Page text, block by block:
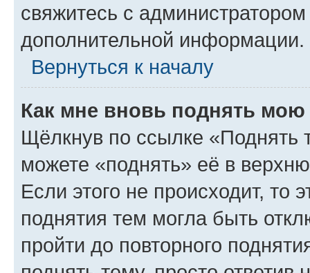
свяжитесь с
дополнительной информации.
Вернуться к началу
Как мне вновь поднять мою
Щёлкнув по ссылке «Поднять
можете «поднять» её в
Если этого не происходит, то
поднятия тем могла быть
пройти до повторного